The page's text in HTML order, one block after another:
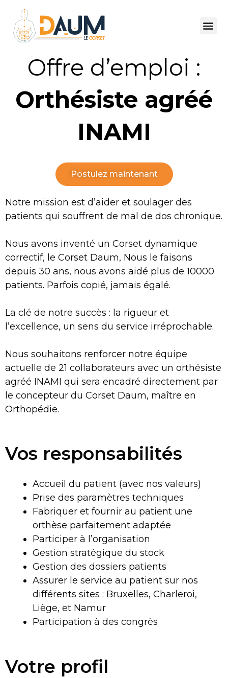
Offre d’emploi :
Orthésiste agréé
INAMI
Postulez maintenant
Notre mission est d’aider et soulager des
patients qui souffrent de mal de dos chronique.
Nous avons inventé un Corset dynamique
correctif, le Corset Daum, Nous le faisons
depuis 30 ans, nous avons aidé plus de 10000
patients. Parfois copié, jamais égalé.
La clé de notre succès : la rigueur et
l’excellence, un sens du service irréprochable.
Nous souhaitons renforcer notre équipe
actuelle de 21 collaborateurs avec un orthésiste
agréé INAMI qui sera encadré directement par
le concepteur du Corset Daum, maître en
Orthopédie.
Vos responsabilités
Accueil du patient (avec nos valeurs)
Prise des paramètres techniques
Fabriquer et fournir au patient une
orthèse parfaitement adaptée
Participer à l’organisation
Gestion stratégique du stock
Gestion des dossiers patients
Assurer le service au patient sur nos
différents sites : Bruxelles, Charleroi,
Liège, et Namur
Participation à des congrès
Votre profil